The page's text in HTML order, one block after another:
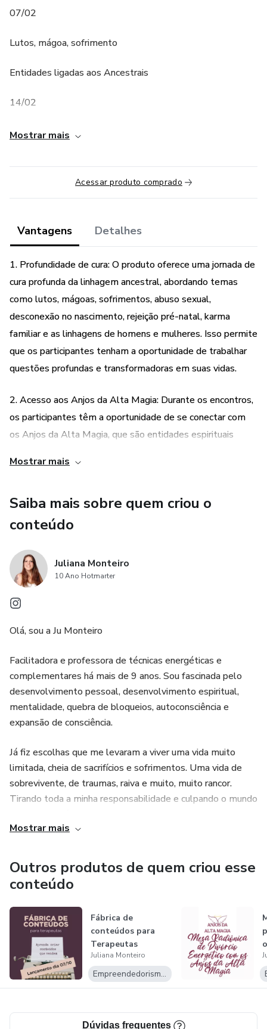
07/02
Lutos, mágoa, sofrimento
Entidades ligadas aos Ancestrais
14/02
Abuso sexual
Linhagem de Homens
Linhagem de Mulheres
Mostrar mais
Acessar produto comprado
Vantagens Detalhes
1. Profundidade de cura: O produto oferece uma jornada de
cura profunda da linhagem ancestral, abordando temas
como lutos, mágoas, sofrimentos, abuso sexual,
desconexão no nascimento, rejeição pré-natal, karma
familiar e as linhagens de homens e mulheres. Isso permite
que os participantes tenham a oportunidade de trabalhar
questões profundas e transformadoras em suas vidas.
2. Acesso aos Anjos da Alta Magia: Durante os encontros,
os participantes têm a oportunidade de se conectar com
os Anjos da Alta Magia, que são entidades espirituais
participantes recebam orientação, cura e apoio nesse
e proporcionando uma experiência única e transformadora.
formato digital, o que proporciona comodidade e
flexibilidade aos participantes. Eles podem acessar os
encontros a qualquer hora e em qualquer lugar, de acordo
com sua disponibilidade e conveniência. Além disso, o
encontros quantas vezes desejarem, aprofundando ainda
mais sua jornada de cura ancestral.
Mostrar mais
Saiba mais sobre quem criou o
conteúdo
Juliana Monteiro
10 Ano Hotmarter
Olá, sou a Ju Monteiro
Facilitadora e professora de técnicas energéticas e
complementares há mais de 9 anos. Sou fascinada pelo
desenvolvimento pessoal, desenvolvimento espiritual,
mentalidade, quebra de bloqueios, autoconsciência e
expansão de consciência.
Já fiz escolhas que me levaram a viver uma vida muito
limitada, cheia de sacrifícios e sofrimentos. Uma vida de
sobrevivente, de traumas, raiva e muito, muito rancor.
Tirando toda a minha responsabilidade e culpando o mundo
em todos esses anos que alinhar mente, corpo, coração e
energia é a chave para transformação. Quando isso ocorre,
nossos pensamentos, sentimento, emoções e ações
alinham com as nossas novas escolhas e a criação de uma
realidade mais divertida e leve!
Aprendo todos os dias mais sobre energias, criação de
realidade, expansão de consciência, escolhas, mente
humana para trazer o que há de melhor para clientes e
isso faço cursos e formações nacionais e internacionais de
Mostrar mais
Outros produtos de quem criou esse
conteúdo
Fábrica de
conteúdos para
Terapeutas
Juliana Monteiro
Empreendedorismo Digital
Dúvidas frequentes